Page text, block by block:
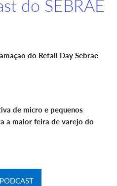
do SEBRAE
do Retail Day Sebrae
de micro e pequenos
a maior feira de varejo do